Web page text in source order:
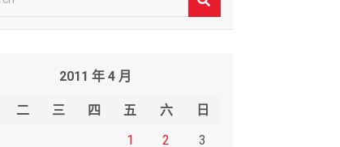
2011 年 4 月
二 三 四 五 六
日
1
2
3